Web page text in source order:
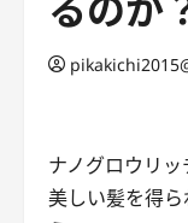
るのか
ナノグロウリ
美しい髪を得